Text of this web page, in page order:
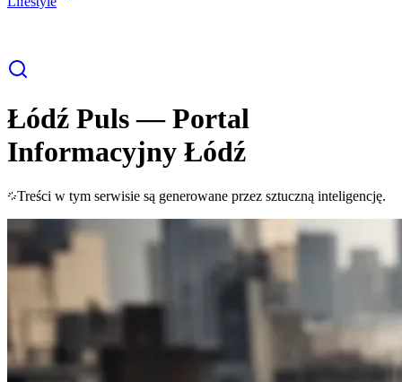
Łódź Puls— Portal
Informacyjny Łódź
Treści w tym serwisie są generowane przez sztuczną inteligencję.